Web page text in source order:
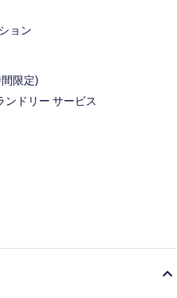
ョン
限定)
ンドリー サービス